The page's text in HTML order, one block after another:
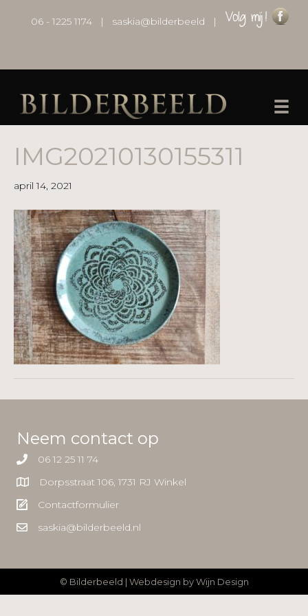
06 - 1225 1174 | saskia@bilderbeeld |
IMG20210130155311
april 14, 2021
Neem contact op
06 12 25 11 74
Dorpsstraat 106, 1731 RJ Winkel
Contactformulier
saskia@bilderbeeld.nl
© Bilderbeeld | Webdesign byWijn Design